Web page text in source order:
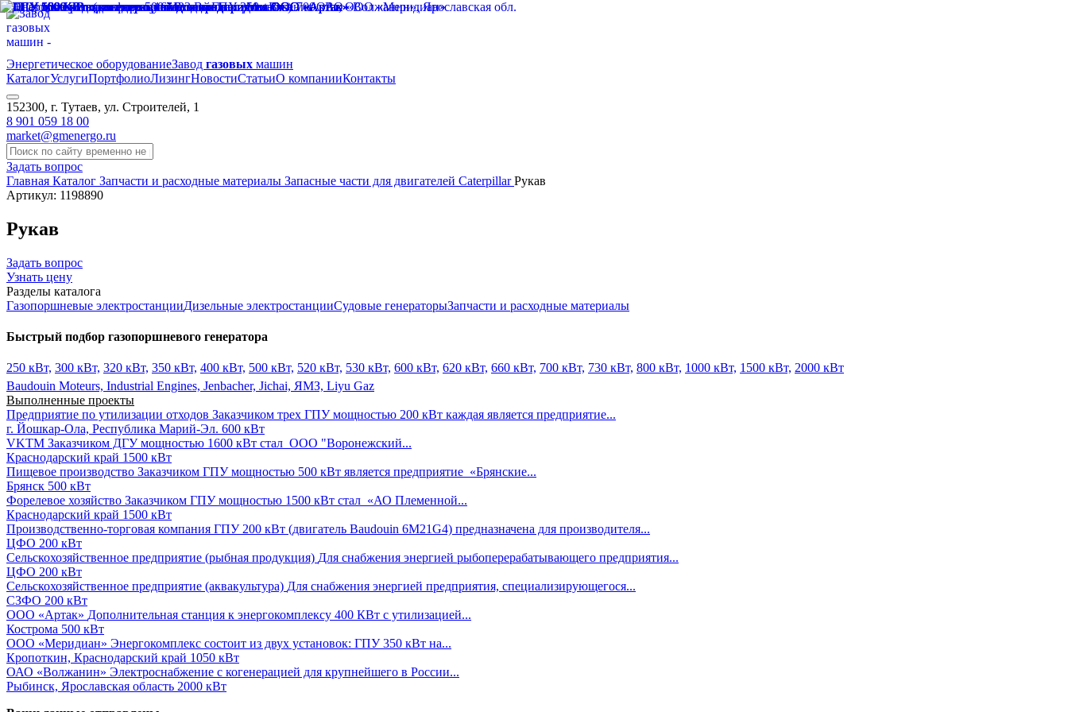
Энергетическое оборудованиеЗавод газовых машин
КаталогУслугиПортфолиоЛизингНовостиСтатьиО компанииКонтакты
152300, г. Тутаев, ул. Строителей, 1
8 901 059 18 00
market@gmenergo.ru
Задать вопрос
Главная Каталог Запчасти и расходные материалы Запасные части для двигателей CaterpillarРукав
Артикул: 1198890
Рукав
Задать вопрос
Узнать цену
Разделы каталога
Газопоршневые электростанцииДизельные электростанцииСудовые генераторыЗапчасти и расходные материалы
Быстрый подбор газопоршневого генератора
250 кВт, 300 кВт, 320 кВт, 350 кВт, 400 кВт, 500 кВт, 520 кВт, 530 кВт, 600 кВт, 620 кВт, 660 кВт, 700 кВт, 730 кВт, 800 кВт, 1000 кВт, 1500 кВт, 2000 кВт
Baudouin Moteurs, Industrial Engines, Jenbacher, Jichai, ЯМЗ, Liyu Gaz
Выполненные проекты
Предприятие по утилизации отходов Заказчиком трех ГПУ мощностью 200 кВт каждая является предприятие...
г. Йошкар-Ола, Республика Марий-Эл. 600 кВт
VKTM Заказчиком ДГУ мощностью 1600 кВт стал ООО "Воронежский...
Краснодарский край 1500 кВт
Пищевое производство Заказчиком ГПУ мощностью 500 кВт является предприятие «Брянские...
Брянск 500 кВт
Форелевое хозяйство Заказчиком ГПУ мощностью 1500 кВт стал «АО Племенной...
Краснодарский край 1500 кВт
Производственно-торговая компания ГПУ 200 кВт (двигатель Baudouin 6M21G4) предназначена для производителя...
ЦФО 200 кВт
Сельскохозяйственное предприятие (рыбная продукция) Для снабжения энергией рыбоперерабатывающего предприятия...
ЦФО 200 кВт
Сельскохозяйственное предприятие (аквакультура) Для снабжения энергией предприятия, специализирующегося...
СЗФО 200 кВт
ООО «Артак» Дополнительная станция к энергокомплексу 400 КВт с утилизацией...
Кострома 500 кВт
ООО «Меридиан» Энергокомплекс состоит из двух установок: ГПУ 350 кВт на...
Кропоткин, Краснодарский край 1050 кВт
ОАО «Волжанин» Электроснабжение с когенерацией для крупнейшего в России...
Рыбинск, Ярославская область 2000 кВт